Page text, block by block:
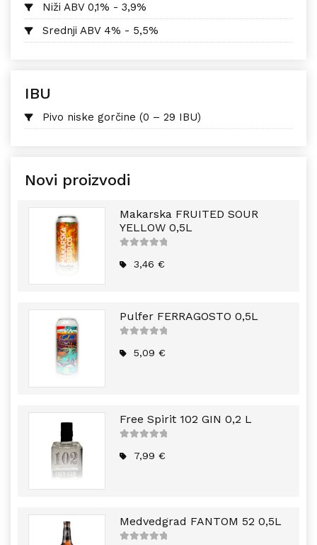
Niži ABV 0,1% - 3,9%
Srednji ABV 4% - 5,5%
IBU
Pivo niske gorčine (0 – 29 IBU)
Novi proizvodi
Makarska FRUITED SOUR
YELLOW 0,5L
5
3,46€
Pulfer FERRAGOSTO 0,5L
5
5,09€
Free Spirit 102 GIN 0,2 L
5
7,99€
Medvedgrad FANTOM 52 0,5L